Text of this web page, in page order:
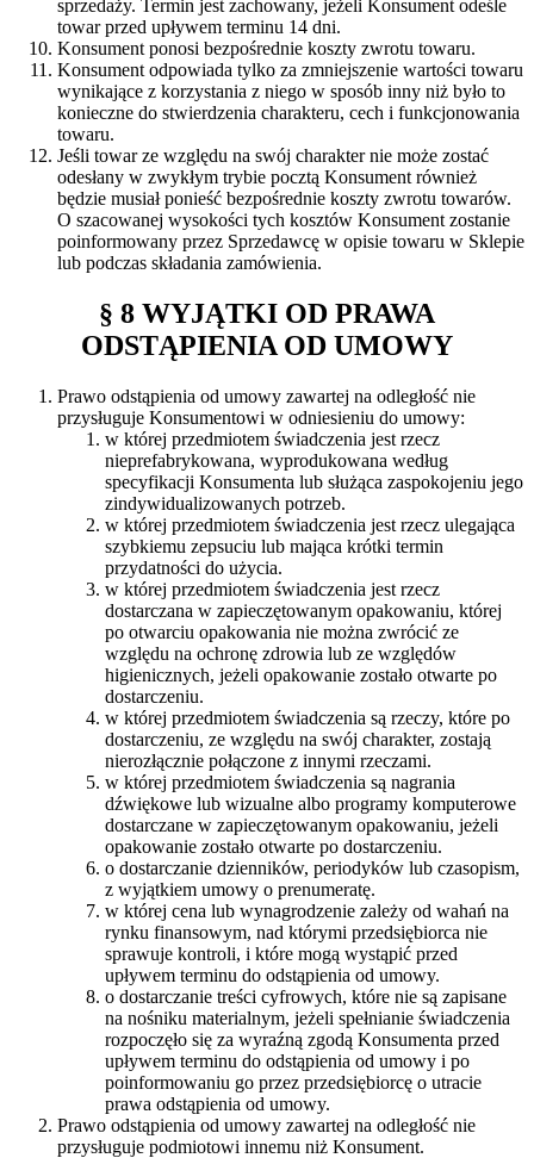
sprzedaży. Termin jest zachowany, jeżeli Konsument odeśle
towar przed upływem terminu 14 dni.
Konsument ponosi bezpośrednie koszty zwrotu towaru.
Konsument odpowiada tylko za zmniejszenie wartości towaru
wynikające z korzystania z niego w sposób inny niż było to
konieczne do stwierdzenia charakteru, cech i funkcjonowania
towaru.
Jeśli towar ze względu na swój charakter nie może zostać
odesłany w zwykłym trybie pocztą Konsument również
będzie musiał ponieść bezpośrednie koszty zwrotu towarów.
O szacowanej wysokości tych kosztów Konsument zostanie
poinformowany przez Sprzedawcę w opisie towaru w Sklepie
lub podczas składania zamówienia.
§ 8 WYJĄTKI OD PRAWA
ODSTĄPIENIA OD UMOWY
Prawo odstąpienia od umowy zawartej na odległość nie
przysługuje Konsumentowi w odniesieniu do umowy:
w której przedmiotem świadczenia jest rzecz
nieprefabrykowana, wyprodukowana według
specyfikacji Konsumenta lub służąca zaspokojeniu jego
zindywidualizowanych potrzeb.
w której przedmiotem świadczenia jest rzecz ulegająca
szybkiemu zepsuciu lub mająca krótki termin
przydatności do użycia.
w której przedmiotem świadczenia jest rzecz
dostarczana w zapieczętowanym opakowaniu, której
po otwarciu opakowania nie można zwrócić ze
względu na ochronę zdrowia lub ze względów
higienicznych, jeżeli opakowanie zostało otwarte po
dostarczeniu.
w której przedmiotem świadczenia są rzeczy, które po
dostarczeniu, ze względu na swój charakter, zostają
nierozłącznie połączone z innymi rzeczami.
w której przedmiotem świadczenia są nagrania
dźwiękowe lub wizualne albo programy komputerowe
dostarczane w zapieczętowanym opakowaniu, jeżeli
opakowanie zostało otwarte po dostarczeniu.
o dostarczanie dzienników, periodyków lub czasopism,
z wyjątkiem umowy o prenumeratę.
w której cena lub wynagrodzenie zależy od wahań na
rynku finansowym, nad którymi przedsiębiorca nie
sprawuje kontroli, i które mogą wystąpić przed
upływem terminu do odstąpienia od umowy.
o dostarczanie treści cyfrowych, które nie są zapisane
na nośniku materialnym, jeżeli spełnianie świadczenia
rozpoczęło się za wyraźną zgodą Konsumenta przed
upływem terminu do odstąpienia od umowy i po
poinformowaniu go przez przedsiębiorcę o utracie
prawa odstąpienia od umowy.
Prawo odstąpienia od umowy zawartej na odległość nie
przysługuje podmiotowi innemu niż Konsument.